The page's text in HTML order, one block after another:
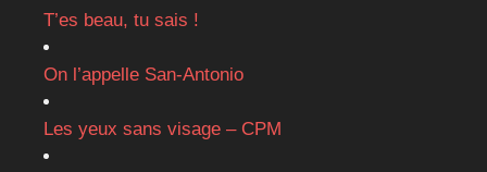
T’es beau, tu sais !
On l’appelle San-Antonio
Les yeux sans visage – CPM